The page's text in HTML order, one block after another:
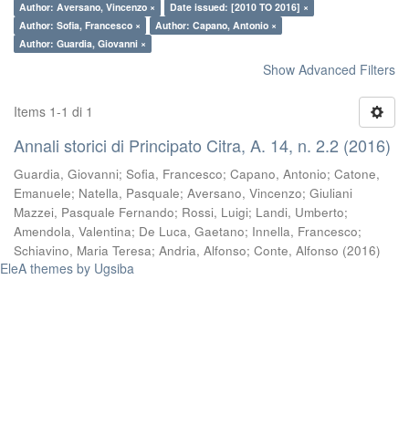
Author: Aversano, Vincenzo ×
Date issued: [2010 TO 2016] ×
Author: Sofia, Francesco ×
Author: Capano, Antonio ×
Author: Guardia, Giovanni ×
Show Advanced Filters
Items 1-1 di 1
Annali storici di Principato Citra, A. 14, n. 2.2 (2016)
Guardia, Giovanni; Sofia, Francesco; Capano, Antonio; Catone,
Emanuele; Natella, Pasquale; Aversano, Vincenzo; Giuliani
Mazzei, Pasquale Fernando; Rossi, Luigi; Landi, Umberto;
Amendola, Valentina; De Luca, Gaetano; Innella, Francesco;
Schiavino, Maria Teresa; Andria, Alfonso; Conte, Alfonso (2016)
EleA themes by Ugsiba